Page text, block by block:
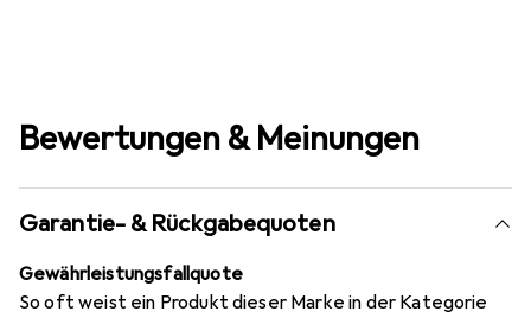
Bewertungen & Meinungen
Garantie- & Rückgabequoten
Gewährleistungsfallquote
So oft weist ein Produkt dieser Marke in der Kategorie